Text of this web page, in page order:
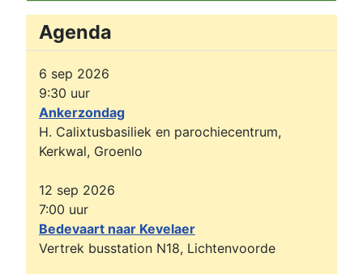
Agenda
6 sep 2026
9:30 uur
Ankerzondag
H. Calixtusbasiliek en parochiecentrum,
Kerkwal, Groenlo
12 sep 2026
7:00 uur
Bedevaart naar Kevelaer
Vertrek busstation N18, Lichtenvoorde